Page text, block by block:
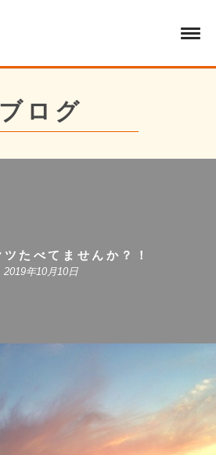
ブログ
たべてませんか？！
2019年10月10日